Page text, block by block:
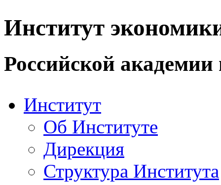
Институт
Российской академии
Институт
Об Институте
Дирекция
Структура Института